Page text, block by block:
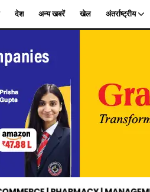
देश अन्य खबरें खेल अंतर्राष्ट्रीय